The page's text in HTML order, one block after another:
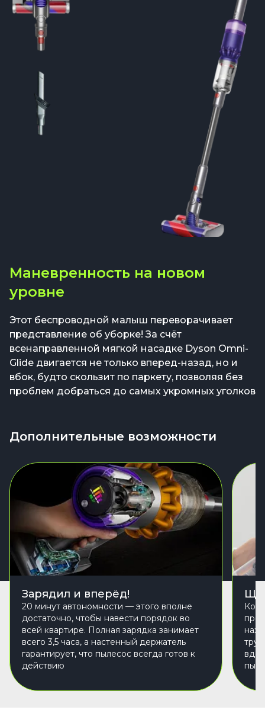
Маневренность на новом
уровне
Этот беспроводной малыш переворачивает
представление об уборке! За счёт
всенаправленной мягкой насадке Dyson Omni-
Glide двигается не только вперед-назад, но и
вбок, будто скользит по паркету, позволяя без
проблем добраться до самых укромных уголков
Дополнительные возможности
Зарядил и вперёд!
20 минут автономности — этого вполне
достаточно, чтобы навести порядок во
всей квартире. Полная зарядка занимает
всего 3,5 часа, а настенный держатель
гарантирует, что пылесос всегда готов к
действию